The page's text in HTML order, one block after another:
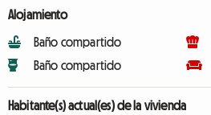
Alojamiento
Baño compartido
Baño compartido
Habitante(s) actual(es) de la vivienda